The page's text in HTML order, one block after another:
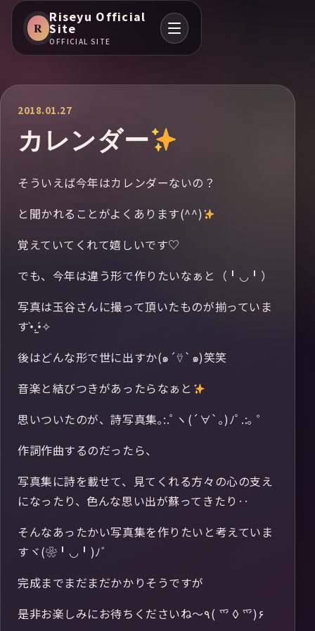
R
Riseyu Official
Site
OFFICIAL SITE
2018.01.27
カレンダー
そういえば今年はカレンダーないの？
と聞かれることがよくあります(^^)
覚えていてくれて嬉しいです♡
でも、今年は違う形で作りたいなぁと（╹◡╹）
写真は玉谷さんに撮って頂いたものが揃っていま
す•̀.̫•́✧
後はどんな形で世に出すか(๑´⍢`๑)笑笑
音楽と結びつきがあったらなぁと
思いついたのが、詩写真集｡:.ﾟヽ(´∀`｡)ﾉﾟ.:｡ ゜
作詞作曲するのだったら、
写真集に詩を載せて、見てくれる方々の心の支え
になったり、色んな思い出が蘇ってきたり‥
そんなあったかい写真集を作りたいと考えていま
すヾ(❀╹◡╹)ﾉﾞ
完成までまだまだかかりそうですが
是非お楽しみにお待ちくださいね〜٩( ⺤◊⺤)۶